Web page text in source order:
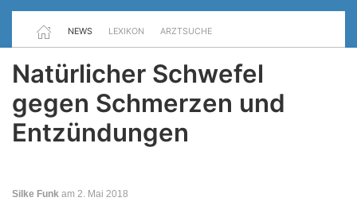
NEWS LEXIKON ARZTSUCHE
Natürlicher Schwefel
gegen Schmerzen und
Entzündungen
Silke Funk am 2. Mai 2018